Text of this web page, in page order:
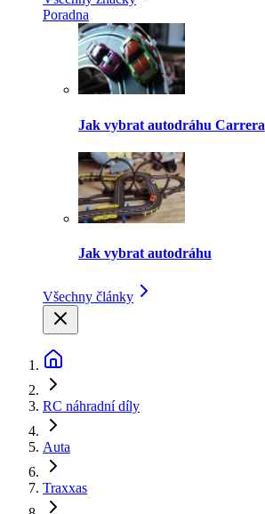
Poradna
Jak vybrat autodráhu Carrera
Jak vybrat autodráhu
Všechny články
RC náhradní díly
Auta
Traxxas